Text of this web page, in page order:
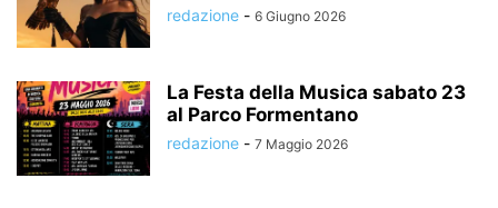
redazione - 6 Giugno 2026
La Festa della Musica sabato 23
al Parco Formentano
redazione - 7 Maggio 2026